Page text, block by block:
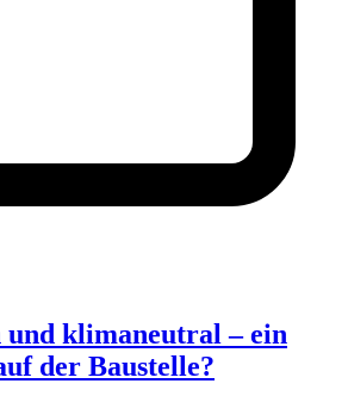
klimaneutral – ein
der Baustelle?